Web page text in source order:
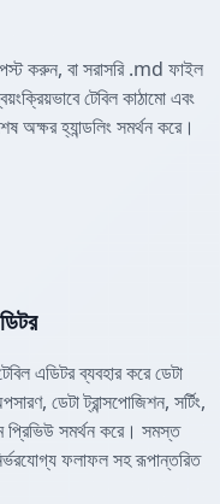
করুন, বা সরাসরি .md ফাইল
টেবিল কাঠামো এবং
অক্ষর হ্যান্ডলিং সমর্থন করে।
এডিটর ব্যবহার করে ডেটা
ডেটা ট্রান্সপোজিশন, সর্টিং,
প্রিভিউ সমর্থন করে। সমস্ত
ফলাফল সহ রূপান্তরিত